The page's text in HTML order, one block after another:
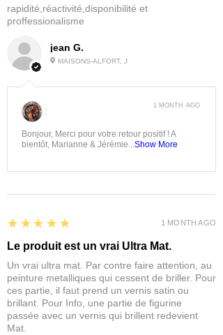
jean G.
MAISONS-ALFORT, J
rapidité,réactivité,disponibilité et
proffessionalisme
:
Bonjour, Merci pour votre retour positif ! A
bientôt, Marianne & Jérémie...Show More
1 MONTH AGO
5
★★★★★
Le produit est un vrai Ultra Mat.
Un vrai ultra mat. Par contre faire attention, au
peinture metalliques qui cessent de briller. Pour
ces partie, il faut prend un vernis satin ou
brillant. Pour Info, une partie de figurine
passée avec un vernis qui brillent redevient
Mat.
1 MONTH AGO